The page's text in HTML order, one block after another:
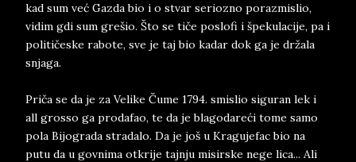
kad sum već Gazda bio i o stvar seriozno porazmislio,
vidim gdi sum grešio. Što se tiče poslofi i špekulacije, pa i
političeske rabote, sve je taj bio kadar dok ga je držala
snjaga.
Priča se da je za Velike Čume 1794. smislio siguran lek i
all grosso ga prodafao, te da je blagodareći tome samo
pola Bijograda stradalo. Da je još u Kragujefac bio na
putu da u govnima otkrije tajnju misirske nege lica... Ali